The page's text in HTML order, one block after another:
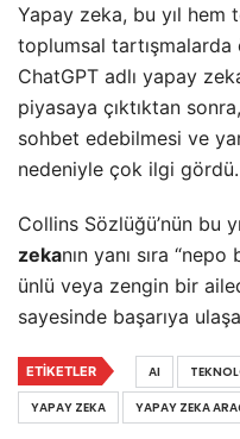
Yapay zeka, bu yıl hem
toplumsal tartışmalarda
ChatGPT adlı yapay
piyasaya çıktıktan
sohbet edebilmesi ve
nedeniyle çok ilgi gördü.
Collins Sözlüğü’nün bu
zekanın yanı sıra
ünlü veya zengin bir
sayesinde başarıya
ETIKETLER AI
YAPAY ZEKA
YAPAY ZEKA